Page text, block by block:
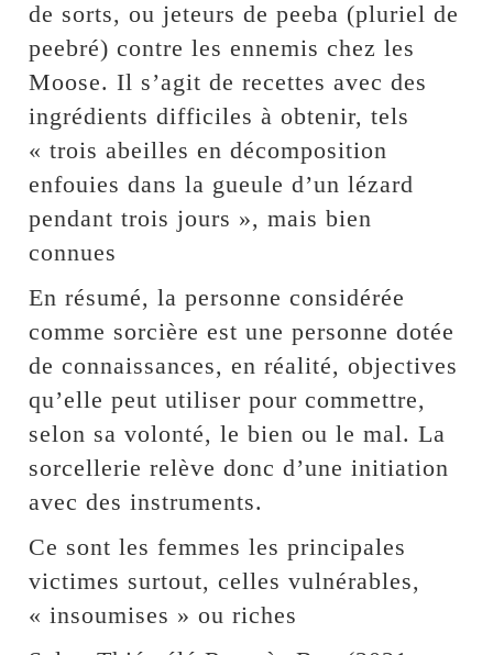
de sorts, ou jeteurs de peeba (pluriel de
peebré) contre les ennemis chez les
Moose. Il s’agit de recettes avec des
ingrédients difficiles à obtenir, tels
« trois abeilles en décomposition
enfouies dans la gueule d’un lézard
pendant trois jours », mais bien
connues
En résumé, la personne considérée
comme sorcière est une personne dotée
de connaissances, en réalité, objectives
qu’elle peut utiliser pour commettre,
selon sa volonté, le bien ou le mal. La
sorcellerie relève donc d’une initiation
avec des instruments.
Ce sont les femmes les principales
victimes surtout, celles vulnérables,
« insoumises » ou riches